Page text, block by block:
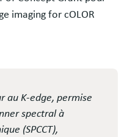
imaging for cOLOR
au K-edge, permise
spectral à
(SPCCT),